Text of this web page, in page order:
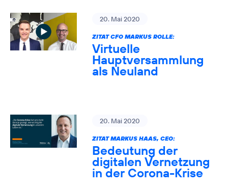
20. Mai 2020
ZITAT CFO MARKUS ROLLE:
Virtuelle
Hauptversammlung
als Neuland
20. Mai 2020
ZITAT MARKUS HAAS, CEO:
Bedeutung der
digitalen Vernetzung
in der Corona-Krise